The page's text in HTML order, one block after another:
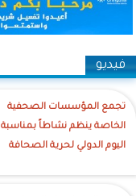
فيديو
تجمع المؤسسات الصحفية
الخاصة ينظم نشاطاً بمناسبة
اليوم الدولي لحرية الصحافة